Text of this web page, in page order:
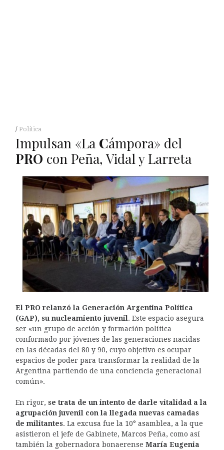
Política
Impulsan «La Cámpora» del
PRO con Peña, Vidal y Larreta
El PRO relanzó la Generación Argentina Política
(GAP), su nucleamiento juvenil . Este espacio asegura
ser «un grupo de acción y formación política
conformado por jóvenes de las generaciones nacidas
en las décadas del 80 y 90, cuyo objetivo es ocupar
espacios de poder para transformar la realidad de la
Argentina partiendo de una conciencia generacional
común».
En rigor, se trata de un intento de darle vitalidad a la
agrupación juvenil con la llegada nuevas camadas
de militantes. La excusa fue la 10° asamblea, a la que
asistieron el jefe de Gabinete, Marcos Peña, como así
también la gobernadora bonaerense María Eugenia